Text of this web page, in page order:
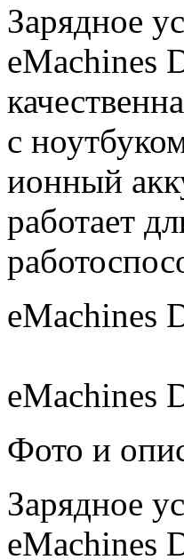
Зарядное
eMachines
с
ионный
работает
eMachines
eMachines
Фото и
Зарядное
eMachines